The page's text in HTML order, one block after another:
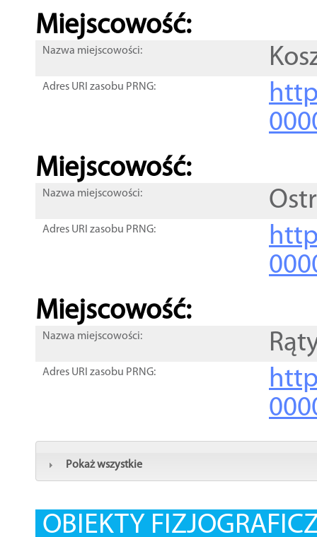
Miejscowość:
Nazwa miejscowości:
Adres URI zasobu PRNG:
Miejscowość:
Nazwa miejscowości:
Adres URI zasobu PRNG:
Miejscowość:
Nazwa miejscowości:
Adres URI zasobu PRNG:
Pokaż wszystkie
OBIEKTY